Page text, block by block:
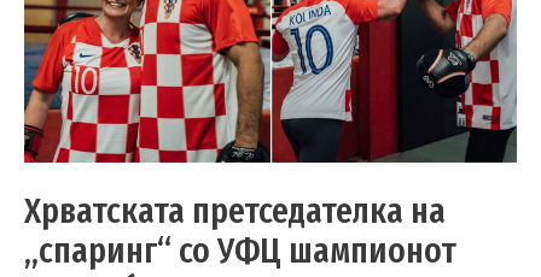
Хрватската претседателка на
„спаринг“ со УФЦ шампионот